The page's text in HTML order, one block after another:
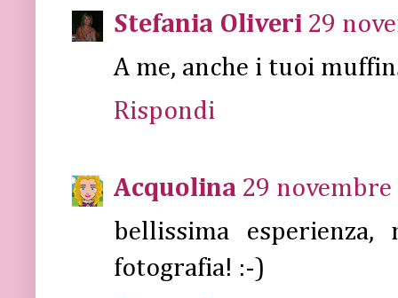
Stefania Oliveri 29
A me, anche i tuoi
Rispondi
Acquolina 29
bellissima
fotografia! :-)